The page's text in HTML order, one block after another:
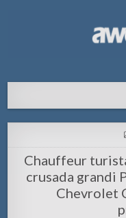
Chauffeur
crusada grandi
Chevrolet